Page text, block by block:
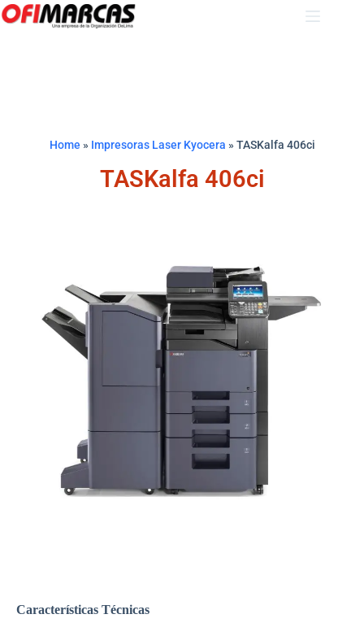
Home » Impresoras Laser Kyocera » TASKalfa 406ci
TASKalfa 406ci
Características Técnicas